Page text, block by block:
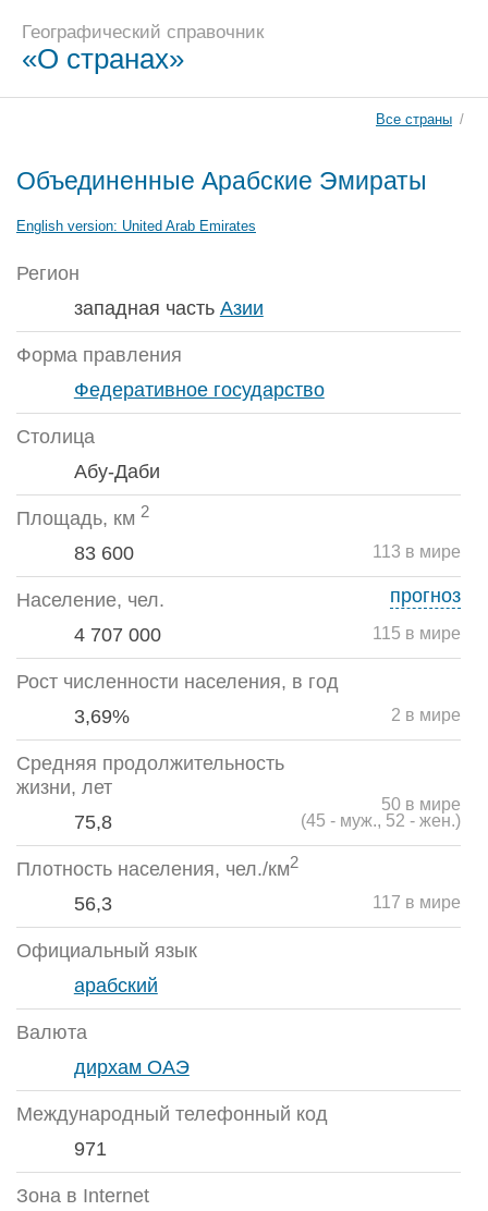
Географический справочник
«О странах»
Все страны /
Объединенные Арабские Эмираты
English version: United Arab Emirates
Регион
западная часть Азии
Форма правления
Федеративное государство
Столица
Абу-Даби
Площадь, км 2
113 в мире
83 600
Население, чел.
115 в мире
4 707 000
прогноз
Рост численности населения, в год
2 в мире
3,69%
Средняя продолжительность
жизни, лет
75,8
50 в мире
(45 - муж., 52 - жен.)
Плотность населения, чел./км2
117 в мире
56,3
Официальный язык
арабский
Валюта
дирхам ОАЭ
Международный телефонный код
971
Зона в Internet